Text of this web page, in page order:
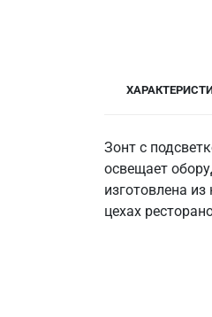
Зонт с
освещает
изготовлена
цехах